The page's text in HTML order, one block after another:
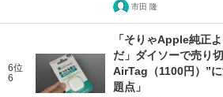
市田 隆
6位
6
「そりゃApple純正
だ」ダイソーで売り
AirTag（1100円）”
題点」